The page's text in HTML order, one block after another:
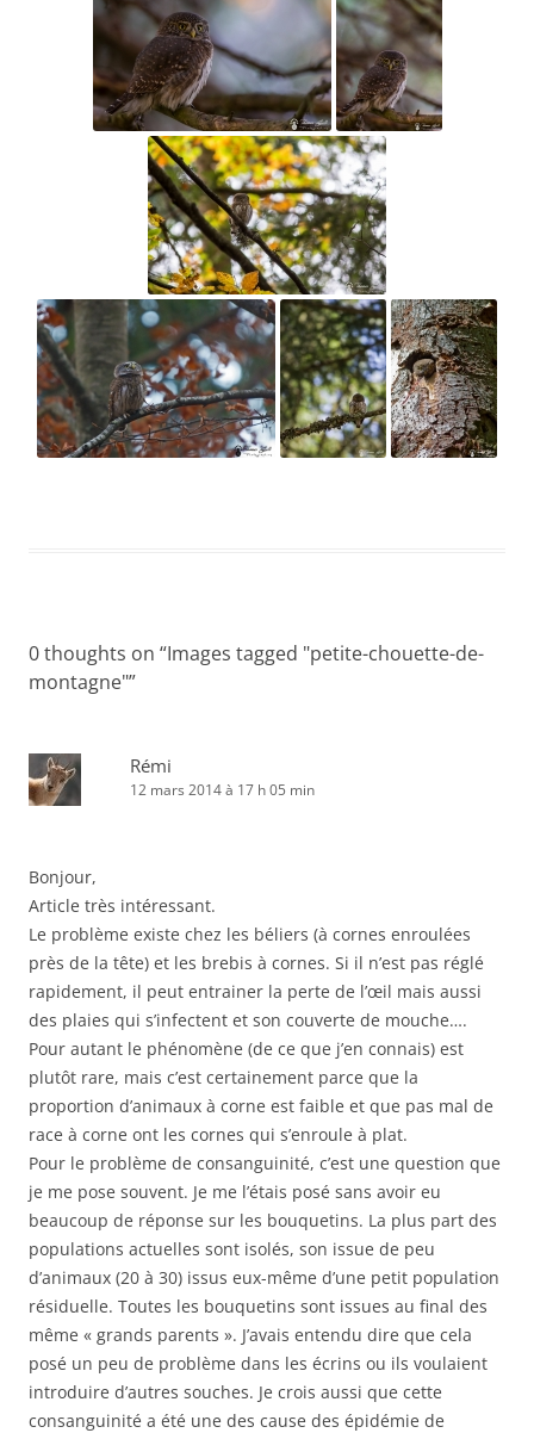
0 thoughts on “Images tagged "petite-chouette-de-
montagne"”
Rémi
12 mars 2014 à 17 h 05 min
Bonjour,
Article très intéressant.
Le problème existe chez les béliers (à cornes enroulées
près de la tête) et les brebis à cornes. Si il n’est pas réglé
rapidement, il peut entrainer la perte de l’œil mais aussi
des plaies qui s’infectent et son couverte de mouche….
Pour autant le phénomène (de ce que j’en connais) est
plutôt rare, mais c’est certainement parce que la
proportion d’animaux à corne est faible et que pas mal de
race à corne ont les cornes qui s’enroule à plat.
Pour le problème de consanguinité, c’est une question que
je me pose souvent. Je me l’étais posé sans avoir eu
beaucoup de réponse sur les bouquetins. La plus part des
populations actuelles sont isolés, son issue de peu
d’animaux (20 à 30) issus eux-même d’une petit population
résiduelle. Toutes les bouquetins sont issues au final des
même « grands parents ». J’avais entendu dire que cela
posé un peu de problème dans les écrins ou ils voulaient
introduire d’autres souches. Je crois aussi que cette
consanguinité a été une des cause des épidémie de